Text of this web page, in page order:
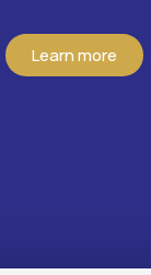
Learn more